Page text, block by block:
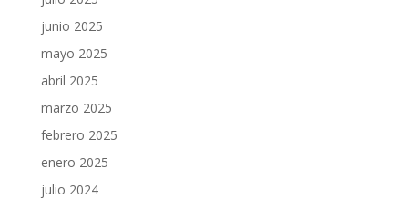
junio 2025
mayo 2025
abril 2025
marzo 2025
febrero 2025
enero 2025
julio 2024